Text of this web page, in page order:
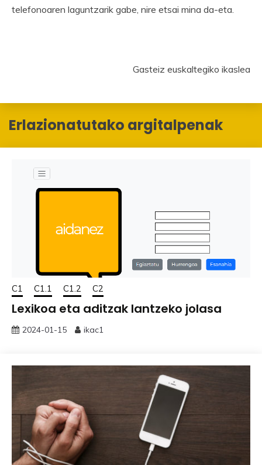
telefonoaren laguntzarik gabe, nire etsai mina da-eta.
Gasteiz euskaltegiko ikaslea
Erlazionatutako argitalpenak
C1 C1.1 C1.2 C2
Lexikoa eta aditzak lantzeko jolasa
2024-01-15 ikac1